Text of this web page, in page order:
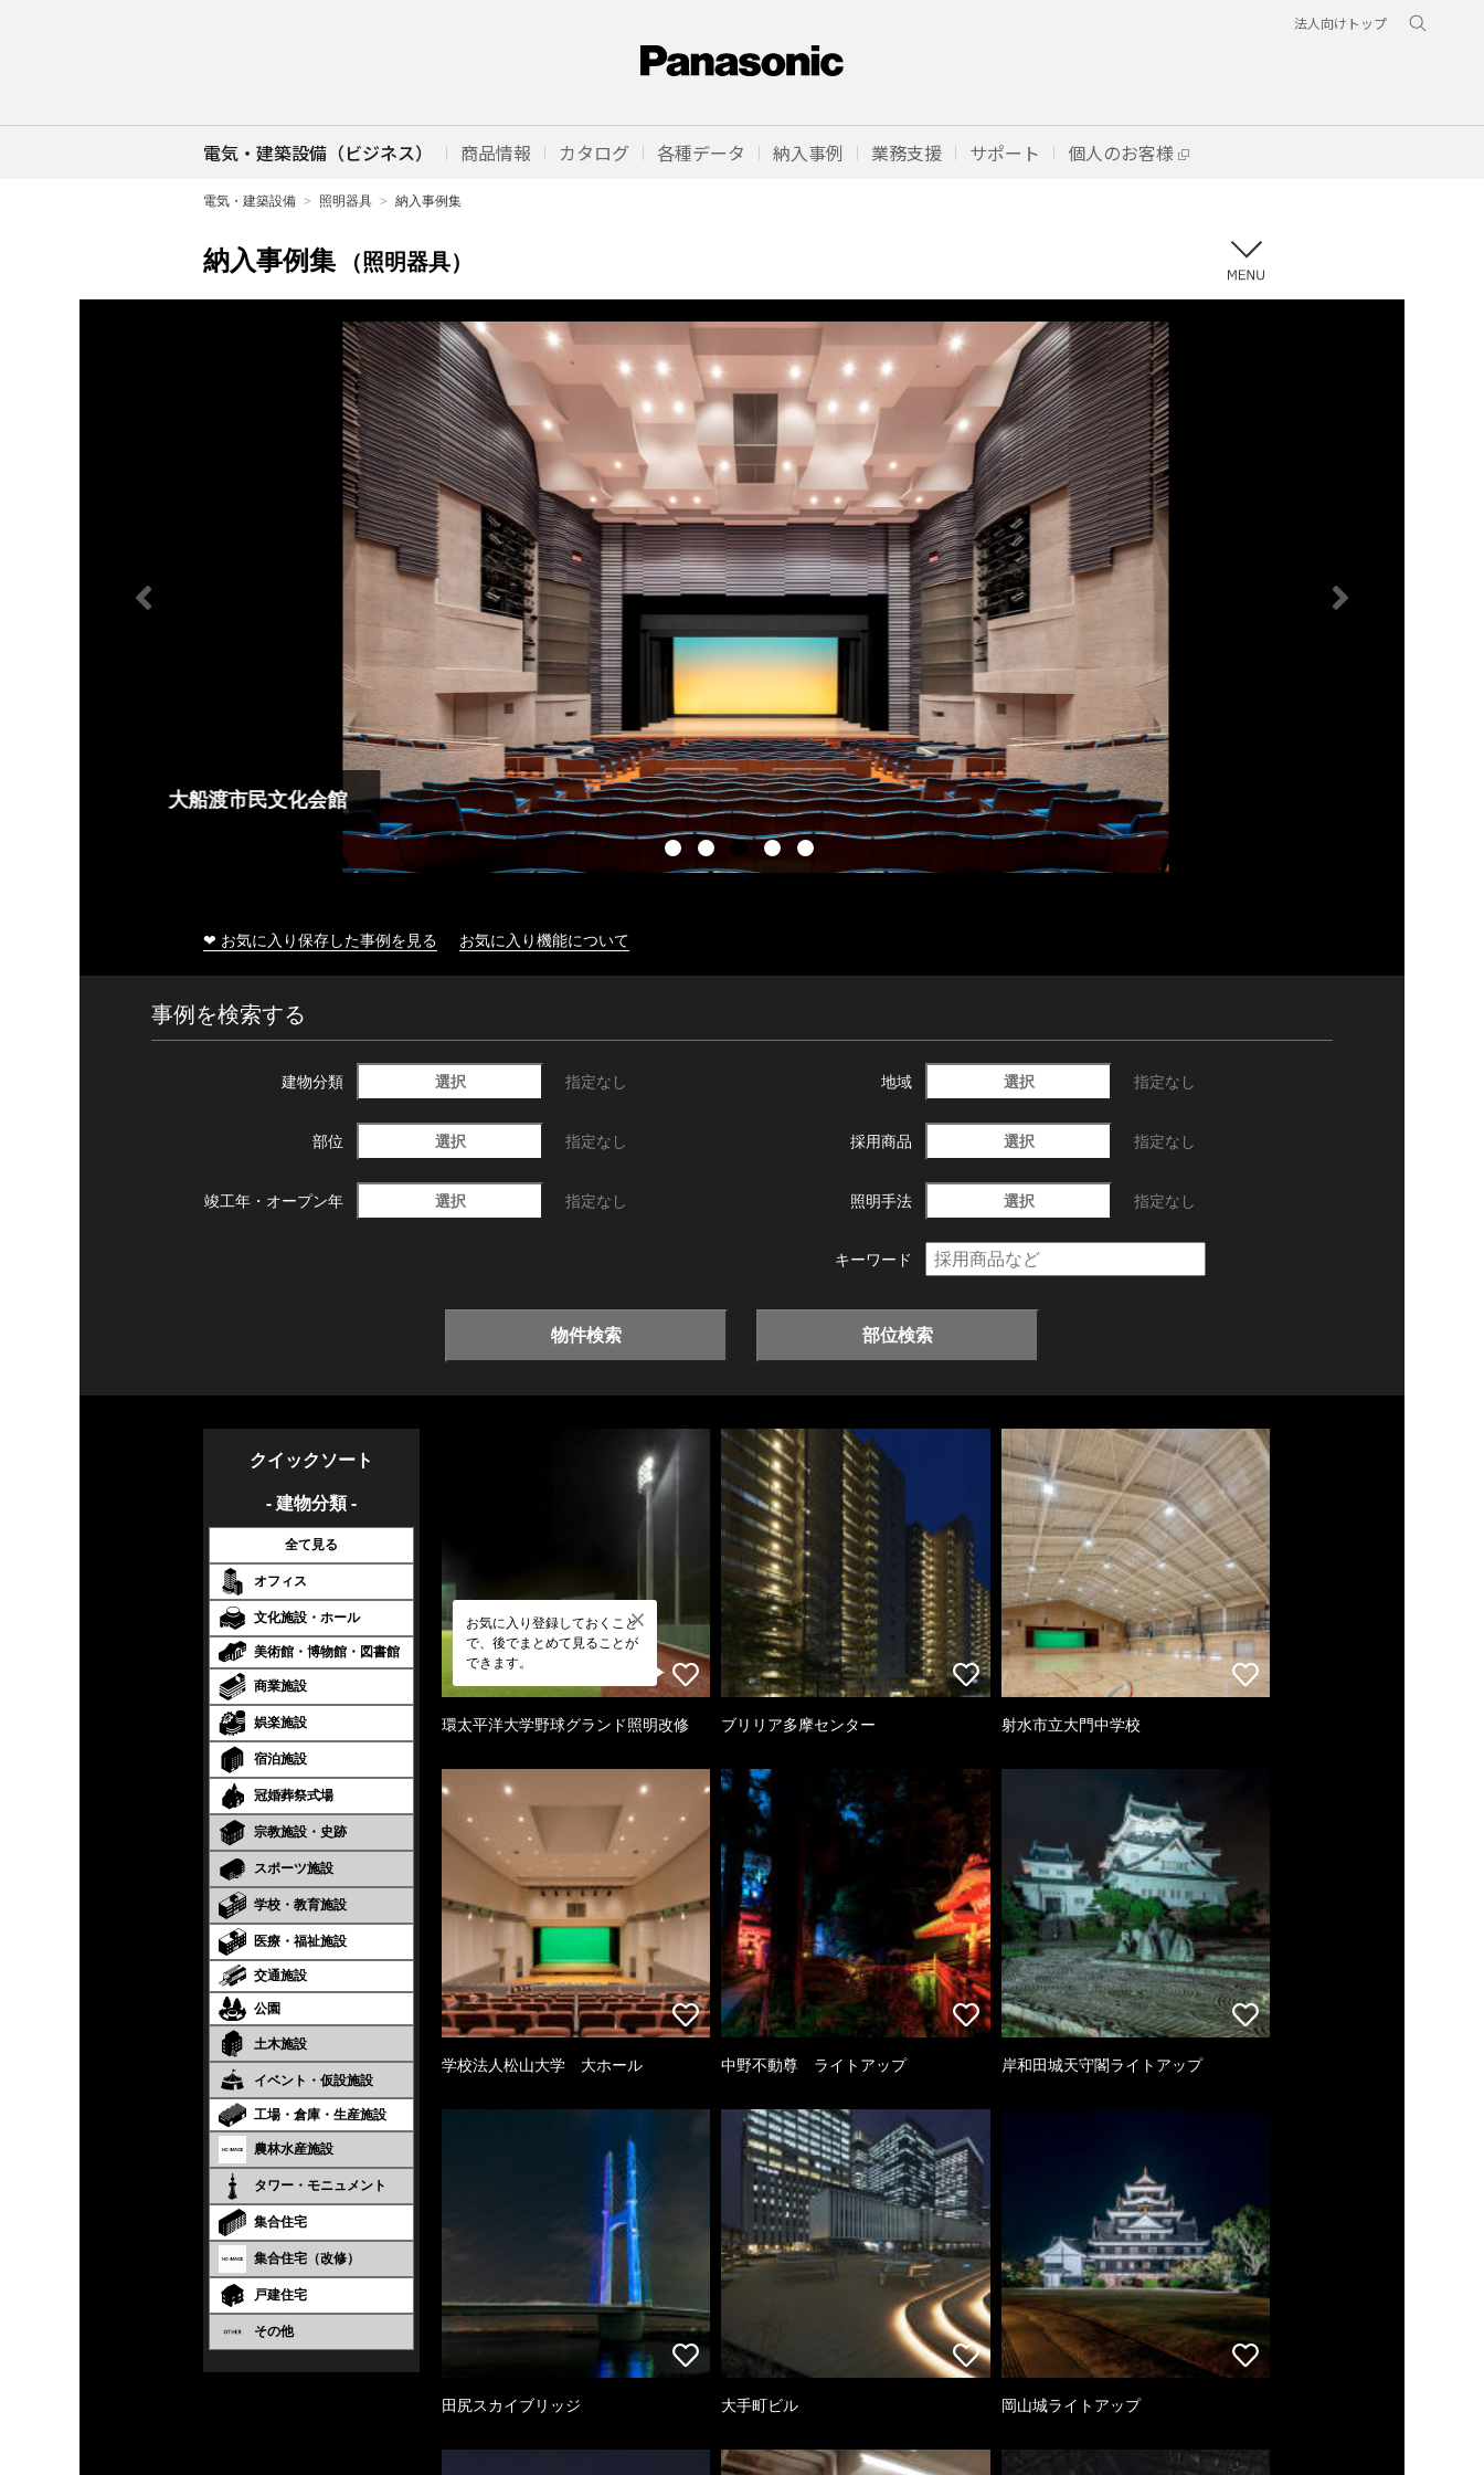
法人向けトップ
電気・建築設備（ビジネス） 商品情報 カタログ 各種データ 納入事例 業務支援 サポート 個人のお客様
電気・建築設備 照明器具 納入事例集
納入事例集 （照明器具）
大船渡市民文化会館
❤ お気に入り保存した事例を見る お気に入り機能について
事例を検索する
建物分類 選択 指定なし 地域 選択 指定なし
部位 選択 指定なし 採用商品 選択 指定なし
竣工年・ オープン年 選択 指定なし 照明手法 選択 指定なし
キーワード
物件検索 部位検索
クイックソート
- 建物分類 -
全て見る
オフィス
文化施設・ホール
美術館・博物館・図書館
商業施設
娯楽施設
宿泊施設
冠婚葬祭式場
宗教施設・史跡
スポーツ施設
学校・教育施設
医療・福祉施設
交通施設
公園
土木施設
イベント・仮設施設
工場・倉庫・生産施設
農林水産施設
タワー・モニュメント
集合住宅
集合住宅（改修）
戸建住宅
その他
お気に入り登録しておくこと
で、後でまとめて見ることが
できます。
環太平洋大学野球グランド照明改修 ブリリア多摩センター 射水市立大門中学校
学校法人松山大学 大ホール 中野不動尊 ライトアップ 岸和田城天守閣ライトアップ
田尻スカイブリッジ 大手町ビル 岡山城ライトアップ